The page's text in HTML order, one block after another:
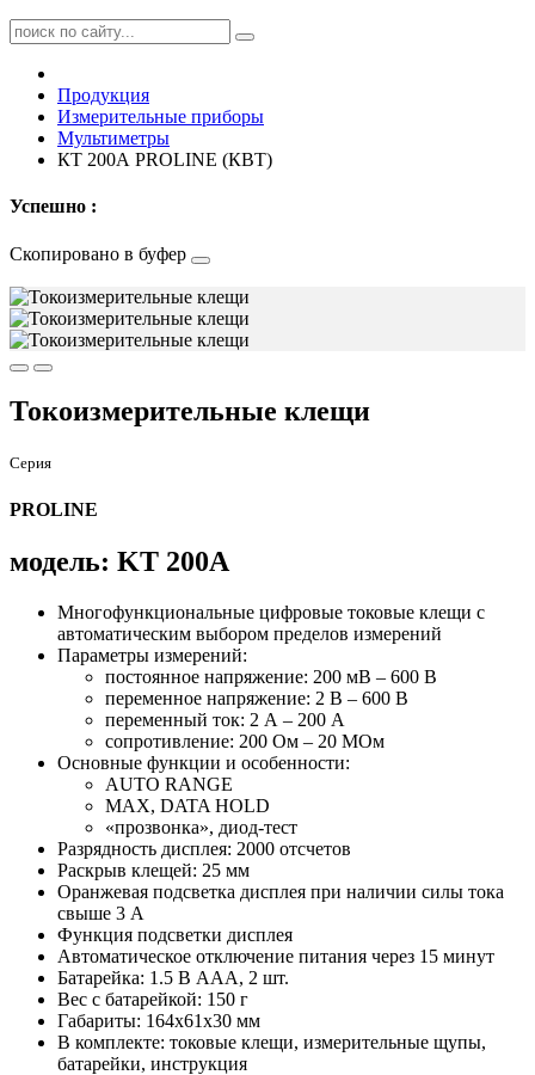
Продукция
Измерительные приборы
Мультиметры
КТ 200А PROLINE (КВТ)
Успешно :
Скопировано в буфер
Токоизмерительные клещи
Серия
PROLINE
модель: KT 200A
Многофункциональные цифровые токовые клещи с
автоматическим выбором пределов измерений
Параметры измерений:
постоянное напряжение: 200 мВ – 600 В
переменное напряжение: 2 В – 600 В
переменный ток: 2 А – 200 А
сопротивление: 200 Ом – 20 МОм
Основные функции и особенности:
AUTO RANGE
MAX, DATA HOLD
«прозвонка», диод-тест
Разрядность дисплея: 2000 отсчетов
Раскрыв клещей: 25 мм
Оранжевая подсветка дисплея при наличии силы тока
свыше 3 А
Функция подсветки дисплея
Автоматическое отключение питания через 15 минут
Батарейка: 1.5 В ААА, 2 шт.
Вес с батарейкой: 150 г
Габариты: 164х61х30 мм
В комплекте: токовые клещи, измерительные щупы,
батарейки, инструкция